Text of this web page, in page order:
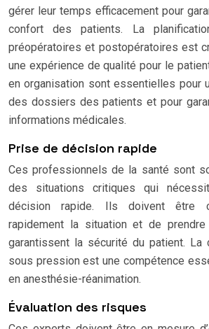
gérer leur temps efficacement pour
confort des patients. La
préopératoires et postopératoires est
une expérience de qualité pour le
en organisation sont essentielles pour
des dossiers des patients et pour
informations médicales.
Prise de décision rapide
Ces professionnels de la santé sont
des situations critiques qui
décision rapide. Ils doivent être
rapidement la situation et de
garantissent la sécurité du patient. La
sous pression est une compétence
en anesthésie-réanimation.
Évaluation des risques